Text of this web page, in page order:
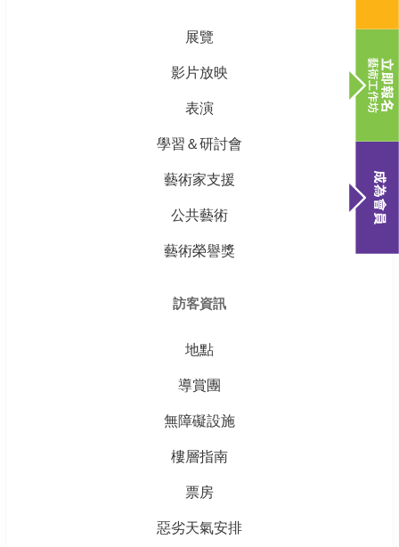
展覽
影片放映
表演
學習＆研討會
藝術家支援
公共藝術
藝術榮譽獎
訪客資訊
地點
導賞團
無障礙設施
樓層指南
票房
惡劣天氣安排